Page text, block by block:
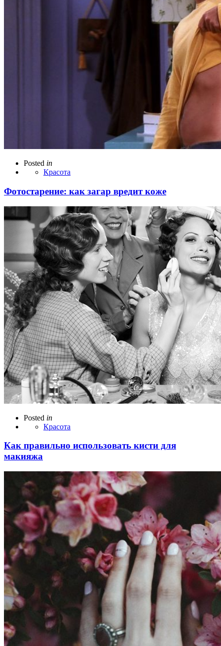
Posted in
Красота
Фотостарение: как загар вредит коже
Posted in
Красота
Как правильно использовать кисти для
макияжа